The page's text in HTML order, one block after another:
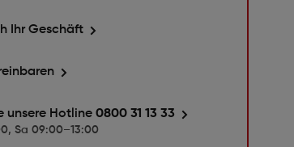
Ihr Geschäft
unsere Hotline0800 31 13 33
Sa 09:00–13:00